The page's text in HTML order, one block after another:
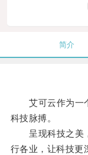
简介
艾可云作为一个
科技脉搏。
呈现科技之美，
行各业，让科技更